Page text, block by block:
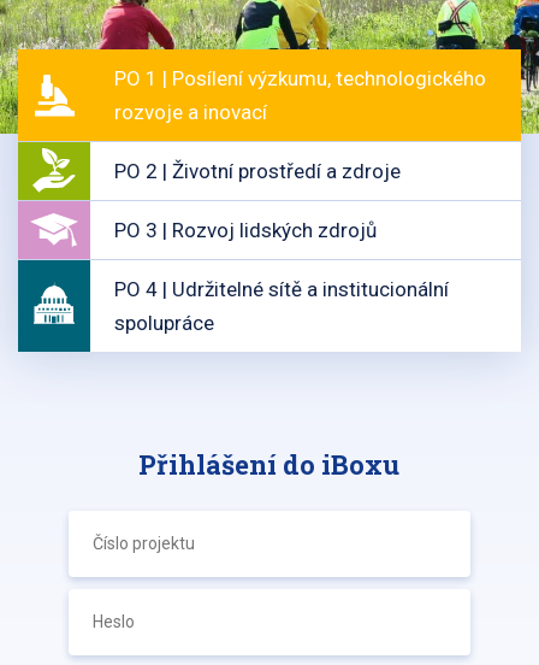
PO 1 | Posílení výzkumu, technologického
rozvoje a inovací
PO 2 | Životní prostředí a zdroje
PO 3 | Rozvoj lidských zdrojů
PO 4 | Udržitelné sítě a institucionální
spolupráce
Přihlášení do iBoxu